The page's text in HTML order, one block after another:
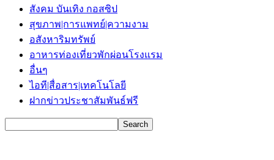
สังคม บันเทิง กอสซิป
สุขภาพ|การแพทย์|ความงาม
อสังหาริมทรัพย์
อาหารท่องเที่ยวพักผ่อนโรงแรม
อื่นๆ
ไอที|สื่อสาร|เทคโนโลยี
ฝากข่าวประชาสัมพันธ์ฟรี